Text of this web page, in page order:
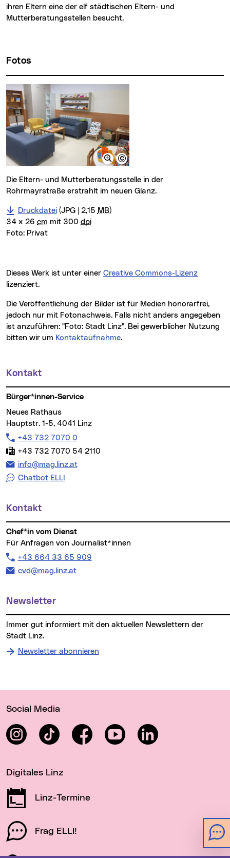
ihren Eltern eine der elf städtischen Eltern- und
Mutterberatungsstellen besucht.
Fotos
Die Eltern- und Mutterberatungsstelle in der
Rohrmayrstraße erstrahlt im neuen Glanz.
Druckdatei(JPG | 2,15 MB)
34 x 26 cm mit 300 dpi
Foto: Privat
Dieses Werk ist unter einer Creative Commons-Lizenz
lizenziert.
Die Veröffentlichung der Bilder ist für Medien honorarfrei,
jedoch nur mit Fotonachweis. Falls nicht anders angegeben
ist anzuführen: "Foto: Stadt Linz". Bei gewerblicher Nutzung
bitten wir um Kontaktaufnahme.
Weitere Informationen
Kontakt
Bürger*innen-Service
Neues Rathaus
Hauptstr. 1-5, 4041 Linz
Telefon:
+43 732 7070 0
Fax:
+43 732 7070 54 2110
E-Mail Adresse:
info@mag.linz.at
Chatbot ELLI
Kontakt
Chef*in vom Dienst
Für Anfragen von Journalist*innen
Telefon:
+43 664 33 65 909
E-Mail Adresse:
cvd@mag.linz.at
Newsletter
Stadt Linz.
Newsletter abonnieren
Social Media
InstagramTikTok FacebookYouTube LinkedIn
Digitales Linz
Linz-Termine
Frag ELLI!